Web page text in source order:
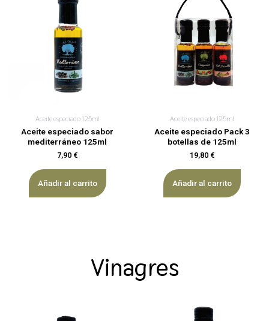
Aceite especiado 125ml
Aceite especiado sabor
mediterráneo 125ml
7,90 €
Añadir al carrito
Aceite especiado 125ml
Aceite especiado Pack 3
botellas de 125ml
19,80 €
Añadir al carrito
Vinagres